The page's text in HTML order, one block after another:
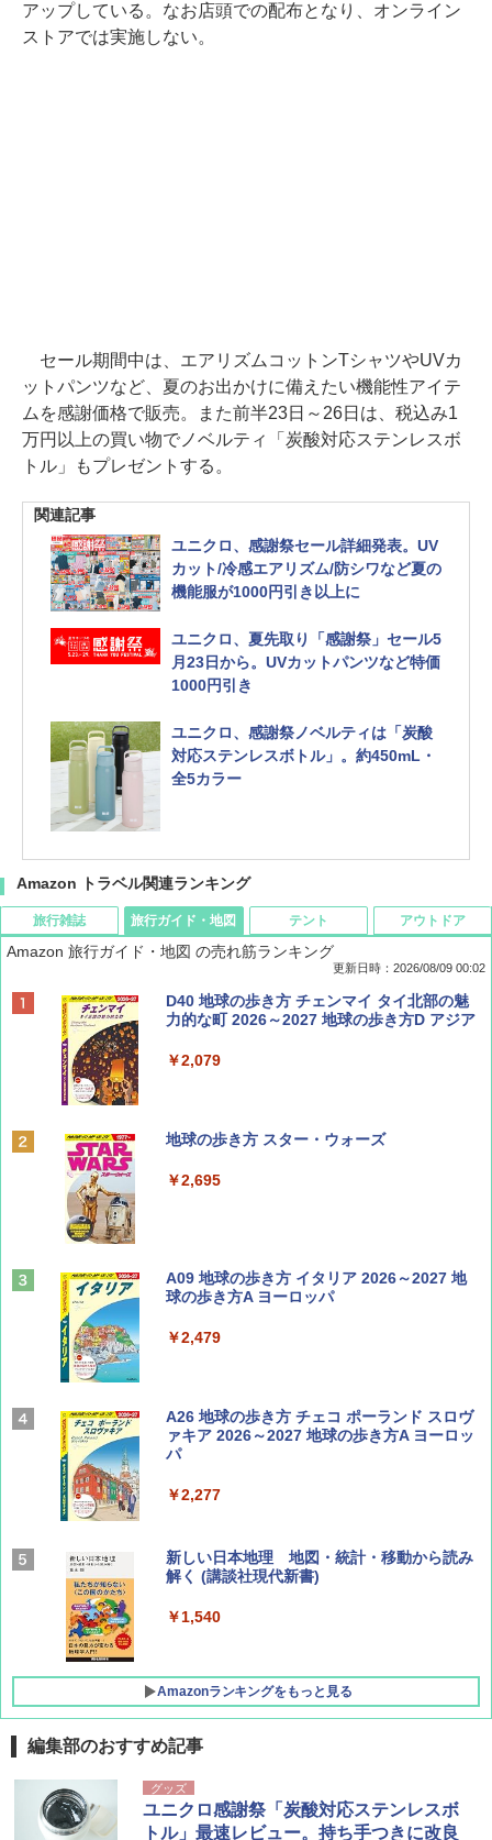
アップしている。なお店頭での配布となり、オンライン
ストアでは実施しない。
セール期間中は、エアリズムコットンTシャツやUVカ
ットパンツなど、夏のお出かけに備えたい機能性アイテ
ムを感謝価格で販売。また前半23日～26日は、税込み1
万円以上の買い物でノベルティ「炭酸対応ステンレスボ
トル」もプレゼントする。
関連記事
ユニクロ、感謝祭セール詳細発表。UV
カット/冷感エアリズム/防シワなど夏の
機能服が1000円引き以上に
ユニクロ、夏先取り「感謝祭」セール5
月23日から。UVカットパンツなど特価
1000円引き
ユニクロ、感謝祭ノベルティは「炭酸
対応ステンレスボトル」。約450mL・
全5カラー
Amazon トラベル関連ランキング
旅行雑誌
BE-PAL(ビ-パル) 2026年 9 月号【特別付録:
SOTO ミニマル"旅"財布 ランダム2種】
￥1,500
ディズニーファン ２０２６年 ９月号 [雑
山と溪谷 2026年8月号「南アルプス大全」
Coyote No.89 特集 星野道夫 夢見る旅
￥1,540
AIRLINE（エアライン）2026年9月号【特
集】ボーイング110周年を祝して！
￥1,760
旅行ガイド・地図
Amazon 旅行ガイド・地図 の売れ筋ランキング
更新日時：2026/08/09 00:02
D40 地球の歩き方 チェンマイ タイ北部の魅
力的な町 2026～2027 地球の歩き方D アジア
￥2,079
地球の歩き方 スター・ウォーズ
￥2,695
A09 地球の歩き方 イタリア 2026～2027 地
球の歩き方A ヨーロッパ
￥2,479
A26 地球の歩き方 チェコ ポーランド スロヴ
ァキア 2026～2027 地球の歩き方A ヨーロッ
パ
￥2,277
新しい日本地理 地図・統計・移動から読み
解く (講談社現代新書)
￥1,540
Amazonランキングをもっと見る
テント
[キャンパーズコレクション 山善] ポップアッ
プテント 傘みたいに広げて畳める パッとサ
ッとサンシェード キューブ フルクローズ メ
アウトドア
DEWEL パラソル 大型 ビーチ アウトドアパ
ラソル ガーデン サイトシート付 折りたたみ
防水 UVカット 4段階高さ調整 軽量 収納袋付
編集部のおすすめ記事
グッズ
ユニクロ感謝祭「炭酸対応ステンレスボ
トル」最速レビュー。持ち手つきに改良